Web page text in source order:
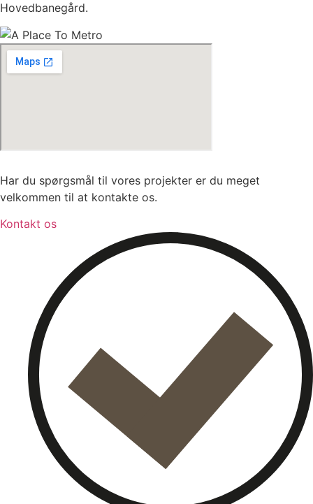
Hovedbanegård.
Har du spørgsmål til vores projekter er du meget
velkommen til at kontakte os.
Kontakt os